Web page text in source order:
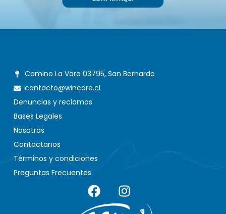
Camino La Vara 03795, San Bernardo
contacto@wincare.cl
Denuncias y reclamos
Bases Legales
Nosotros
Contáctanos
Términos y condiciones
Preguntas Frecuentes